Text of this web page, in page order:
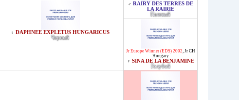
♀ DAPHNEE EXPLETUS HUNGARICUS
Черный
♂ RAIRY DES TERRES DE
LA RAIRIE
Палевый
Jr Europe Winner (EDS) 2002, Jr CH
Hungary
♀ SINA DE LA BENJAMINE
Голубой